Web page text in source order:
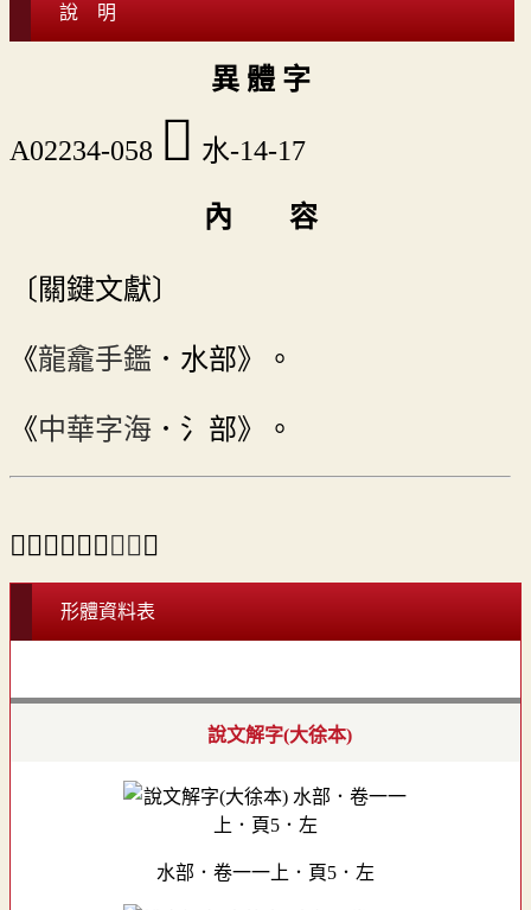
說 明
異 體 字
A02234-058 𤀵 水-14-17
內 容
〔關鍵文獻〕
《龍龕手鑑 ．水部》。
《中華字海 ．氵部》。
＃「𤀵」另兼正字。
形體資料表
說文解字(大徐本)
水部．卷一一上．頁5．左